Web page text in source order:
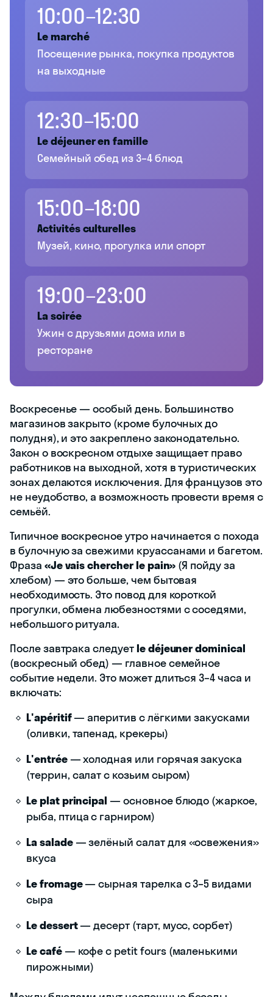
10:00–12:30
Le marché
Посещение рынка, покупка продуктов
на выходные
12:30–15:00
Le déjeuner en famille
Семейный обед из 3–4 блюд
15:00–18:00
Activités culturelles
Музей, кино, прогулка или спорт
19:00–23:00
La soirée
Ужин с друзьями дома или в
ресторане
Воскресенье — особый день. Большинство
магазинов закрыто (кроме булочных до
полудня), и это закреплено законодательно.
Закон о воскресном отдыхе защищает право
работников на выходной, хотя в туристических
зонах делаются исключения. Для французов это
не неудобство, а возможность провести время с
семьёй.
Типичное воскресное утро начинается с похода
в булочную за свежими круассанами и багетом.
Фраза «Je vais chercher le pain» (Я пойду за
хлебом) — это больше, чем бытовая
необходимость. Это повод для короткой
прогулки, обмена любезностями с соседями,
небольшого ритуала.
После завтрака следуетle déjeuner dominical
(воскресный обед) — главное семейное
событие недели. Это может длиться 3–4 часа и
включать:
L'apéritif— аперитив с лёгкими закусками
(оливки, тапенад, крекеры)
L'entrée— холодная или горячая закуска
(террин, салат с козьим сыром)
Le plat principal — основное блюдо (жаркое,
рыба, птица с гарниром)
La salade— зелёный салат для «освежения»
вкуса
Le fromage— сырная тарелка с 3–5 видами
сыра
Le dessert— десерт (тарт, мусс, сорбет)
Le café— кофе с petit fours (маленькими
пирожными)